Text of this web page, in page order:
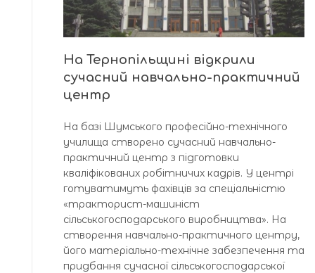
На Тернопільщині відкрили
сучасний навчально-практичний
центр
На базі Шумського професійно-технічного
училища створено сучасний навчально-
практичний центр з підготовки
кваліфікованих робітничих кадрів. У центрі
готуватимуть фахівців за спеціальністю
«тракторист-машиніст
сільськогосподарського виробництва». На
створення навчально-практичного центру,
його матеріально-технічне забезпечення та
придбання сучасної сільськогосподарської